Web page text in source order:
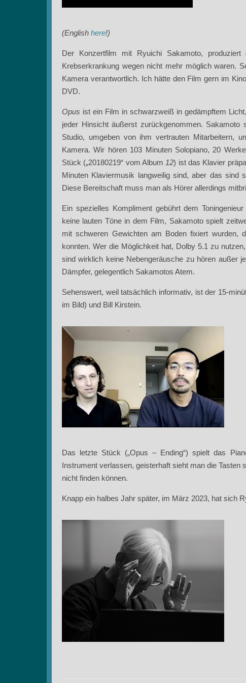
(English here!)
Der Konzertfilm mit Ryuichi Sakamoto,
Krebserkrankung wegen nicht mehr möglich waren.
Kamera verantwortlich. Ich hätte den Film gern im
DVD.
Opus ist ein Film in schwarzweiß in gedämpftem
jeder Hinsicht äußerst zurückgenommen.
Studio, umgeben von ihm vertrauten Mitarbeitern,
Kamera. Wir hören 103 Minuten Solopiano, 20
Stück („20180219“ vom Album 12) ist das Klavier
Minuten Klaviermusik langweilig sind, aber das
Diese Bereitschaft muss man als Hörer allerdings
Ein spezielles Kompliment gebührt dem
keine lauten Töne in dem Film, Sakamoto spielt
mit schweren Gewichten am Boden fixiert wurden,
konnten. Wer die Möglichkeit hat, Dolby 5.1 zu
sind wirklich keine Nebengeräusche zu hören außer
Dämpfer, gelegentlich Sakamotos Atem.
Sehenswert, weil tatsächlich informativ, ist der 15-
im Bild) und Bill Kirstein.
Das letzte Stück („Opus – Ending“) spielt das
Instrument verlassen, geisterhaft sieht man die
nicht finden können.
Knapp ein halbes Jahr später, im März 2023, hat sich